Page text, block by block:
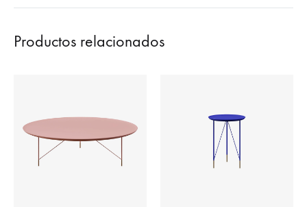
Productos relacionados